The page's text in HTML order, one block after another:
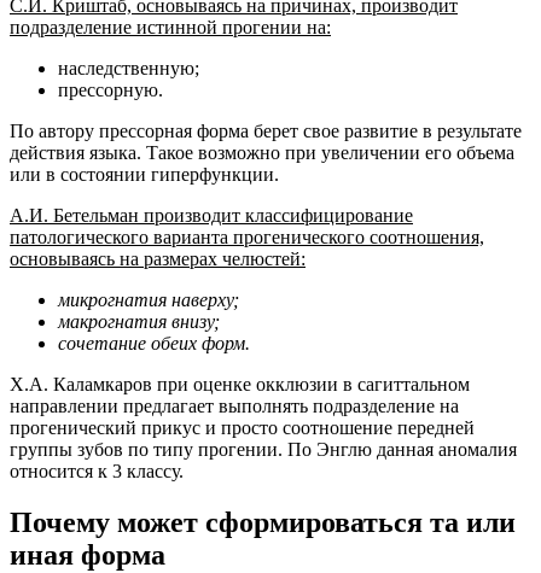
С.И. Криштаб, основываясь на причинах, производит
подразделение истинной прогении на:
наследственную;
прессорную.
По автору прессорная форма берет свое развитие в результате
действия языка. Такое возможно при увеличении его объема
или в состоянии гиперфункции.
А.И. Бетельман производит классифицирование
патологического варианта прогенического соотношения,
основываясь на размерах челюстей:
микрогнатия наверху;
макрогнатия внизу;
сочетание обеих форм.
Х.А. Каламкаров при оценке окклюзии в сагиттальном
направлении предлагает выполнять подразделение на
прогенический прикус и просто соотношение передней
группы зубов по типу прогении. По Энглю данная аномалия
относится к 3 классу.
Почему может сформироваться та или
иная форма